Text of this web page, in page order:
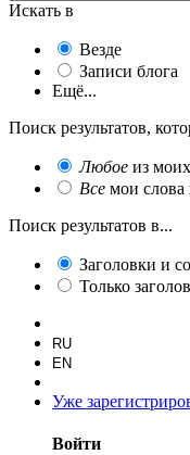
Искать в
Везде
Записи блога
Ещё...
Поиск результатов,
Любое из
Все мои слова
Поиск результатов в...
Заголовки и
Только
RU
EN
Уже
Войти